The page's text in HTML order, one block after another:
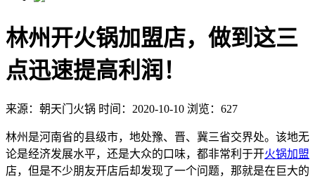
林州开火锅加盟店，做到这三
点迅速提高利润！
来源：朝天门火锅 时间：2020-10-10 浏览：627
林州是河南省的县级市，地处豫、晋、冀三省交界处。该地无
论是经济发展水平，还是大众的口味，都非常利于开火锅加盟
店，但是不少朋友开店后却发现了一个问题，那就是在巨大的